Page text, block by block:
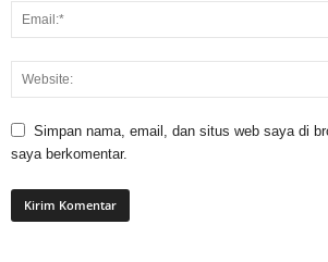
Simpan nama, email, dan situs web saya di
saya berkomentar.